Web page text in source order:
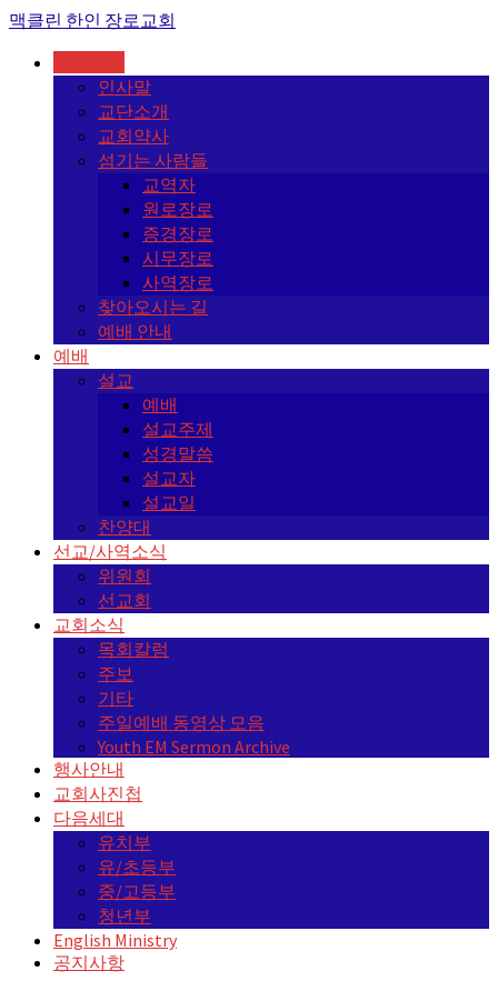
맥클린 한인 장로교회
인사말
교단소개
교회약사
섬기는 사람들
교역자
원로장로
증경장로
시무장로
사역장로
찾아오시는 길
예배 안내
예배
설교
예배
설교주제
성경말씀
설교자
설교일
찬양대
선교/사역소식
위원회
선교회
교회소식
목회칼럼
주보
기타
주일예배 동영상 모음
Youth EM Sermon Archive
행사안내
교회사진첩
다음세대
유치부
유/초등부
중/고등부
청년부
English Ministry
공지사항